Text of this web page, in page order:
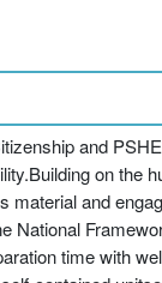
and
on
and
National
time with